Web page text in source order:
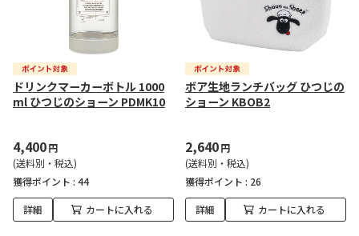
ドリンクマーカーボトル 1000
ml ひつじのショーン PDMK10
4,400円
(送料別・税込)
獲得ポイント : 44
詳細 カートに入れる
ボア生地ランチバッグ ひつじの
ショーン KBOB2
2,640円
(送料別・税込)
獲得ポイント : 26
詳細 カートに入れる